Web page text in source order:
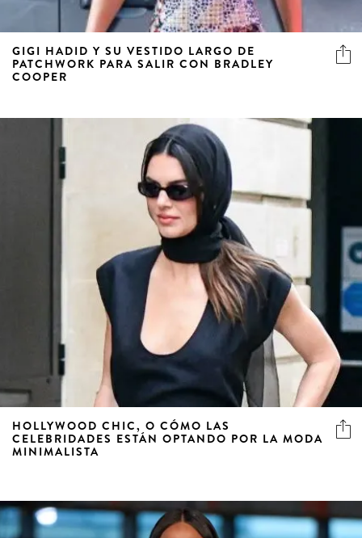
GIGI HADID Y SU VESTIDO LARGO DE
PATCHWORK PARA SALIR CON BRADLEY
COOPER
HOLLYWOOD CHIC, O CÓMO LAS
CELEBRIDADES ESTÁN OPTANDO POR LA MODA
MINIMALISTA